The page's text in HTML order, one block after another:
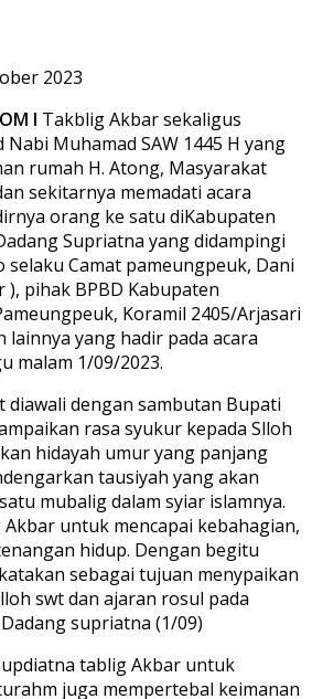
2023
I Takblig Akbar sekaligus
Muhamad SAW 1445 H yang
rumah H. Atong, Masyarakat
sekitarnya memadati acara
orang ke satu diKabupaten
Supriatna yang didampingi
selaku Camat pameungpeuk, Dani
), pihak BPBD Kabupaten
Koramil 2405/Arjasari
yang hadir pada acara
malam 1/09/2023.
diawali dengan sambutan Bupati
rasa syukur kepada Slloh
hidayah umur yang panjang
tausiyah yang akan
mubalig dalam syiar islamnya.
untuk mencapai kebahagian,
hidup. Dengan begitu
sebagai tujuan menypaikan
swt dan ajaran rosul pada
supriatna (1/09)
tablig Akbar untuk
juga mempertebal keimanan